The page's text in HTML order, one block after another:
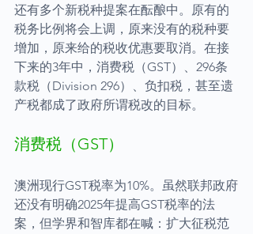
还有多个新税种提案在酝酿中。原有的
税务比例将会上调，原来没有的税种要
增加，原来给的税收优惠要取消。在接
下来的3年中，消费税（GST）、296条
款税（Division 296）、负扣税，甚至遗
产税都成了政府所谓税改的目标。
消费税（GST）
澳洲现行GST税率为10%。虽然联邦政府
还没有明确2025年提高GST税率的法
案，但学界和智库都在喊：扩大征税范